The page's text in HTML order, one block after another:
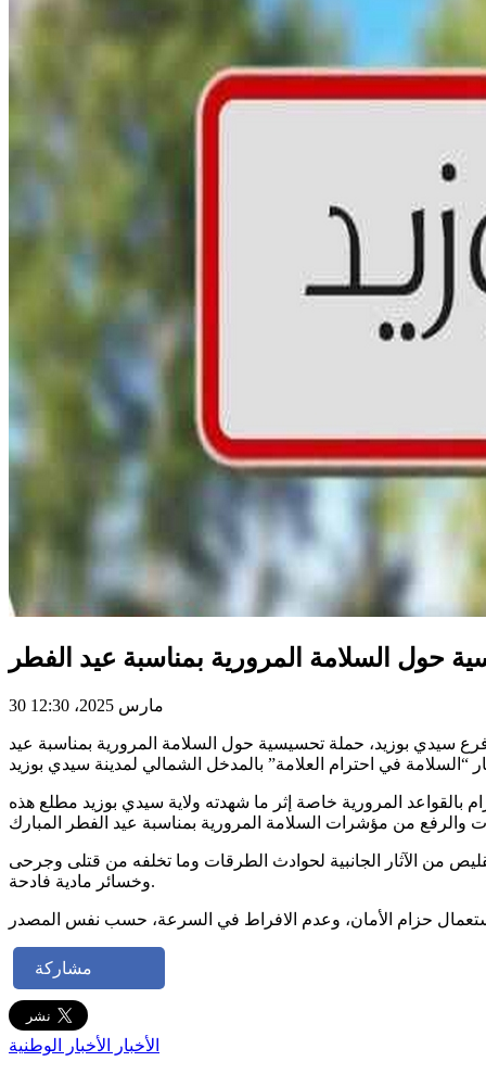
حول السلامة المرورية بمناسبة عيد الفطر
30 مارس 2025، 12:30
سيدي بوزيد، حملة تحسيسية حول السلامة المرورية بمناسبة عيد
بالقواعد المرورية خاصة إثر ما شهدته ولاية سيدي بوزيد مطلع هذه
من الآثار الجانبية لحوادث الطرقات وما تخلفه من قتلى وجرحى
وخسائر مادية فادحة.
مشاركة
الأخبار الأخبار الوطنية